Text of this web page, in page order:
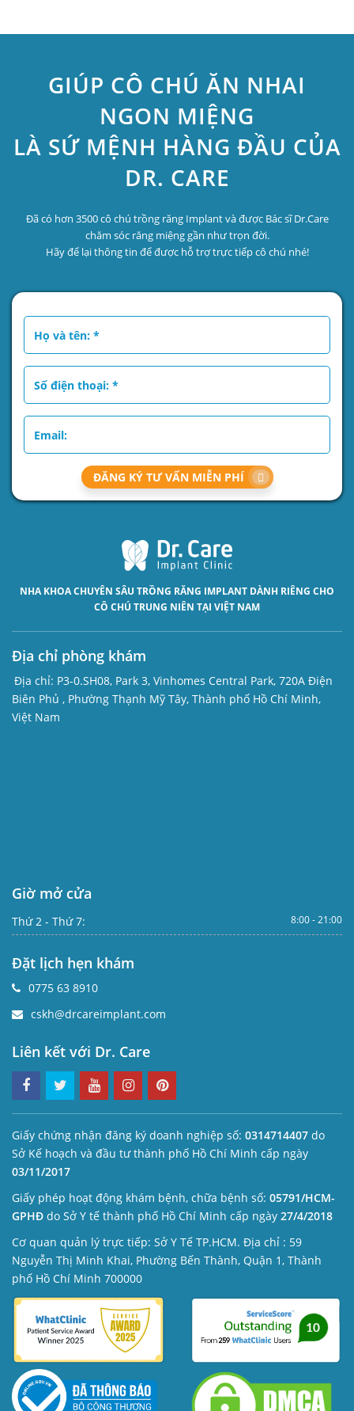
GIÚP CÔ CHÚ ĂN NHAI
NGON MIỆNG
LÀ SỨ MỆNH HÀNG ĐẦU CỦA
DR. CARE
Đã có hơn 3500 cô chú trồng răng Implant và được Bác sĩ Dr.Care
chăm sóc răng miệng gần như trọn đời.
Hãy để lại thông tin để được hỗ trợ trực tiếp cô chú nhé!
ĐĂNG KÝ TƯ VẤN MIỄN PHÍ
NHA KHOA CHUYÊN SÂU TRỒNG RĂNG IMPLANT DÀNH RIÊNG CHO
CÔ CHÚ TRUNG NIÊN TẠI VIỆT NAM
Địa chỉ phòng khám
Địa chỉ: P3-0.SH08, Park 3, Vinhomes Central Park, 720A Điện
Biên Phủ , Phường Thạnh Mỹ Tây, Thành phố Hồ Chí Minh,
Việt Nam
Giờ mở cửa
Thứ 2 - Thứ 7: 8:00 - 21:00
Đặt lịch hẹn khám
0775 63 8910
cskh@drcareimplant.com
Liên kết với Dr. Care
Giấy chứng nhận đăng ký doanh nghiệp số: 0314714407 do
Sở Kế hoạch và đầu tư thành phố Hồ Chí Minh cấp ngày
03/11/2017
Giấy phép hoạt động khám bệnh, chữa bệnh số: 05791/HCM-
GPHĐ do Sở Y tế thành phố Hồ Chí Minh cấp ngày 27/4/2018
Cơ quan quản lý trực tiếp: Sở Y Tế TP.HCM. Địa chỉ : 59
Nguyễn Thị Minh Khai, Phường Bến Thành, Quận 1, Thành
phố Hồ Chí Minh 700000